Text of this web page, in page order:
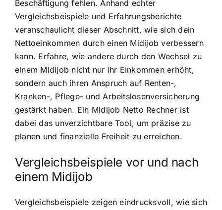
Beschäftigung fehlen. Anhand echter
Vergleichsbeispiele und Erfahrungsberichte
veranschaulicht dieser Abschnitt, wie sich dein
Nettoeinkommen durch einen Midijob verbessern
kann. Erfahre, wie andere durch den Wechsel zu
einem Midijob nicht nur ihr Einkommen erhöht,
sondern auch ihren Anspruch auf Renten-,
Kranken-, Pflege- und Arbeitslosenversicherung
gestärkt haben. Ein Midijob Netto Rechner ist
dabei das unverzichtbare Tool, um präzise zu
planen und finanzielle Freiheit zu erreichen.
Vergleichsbeispiele vor und nach
einem Midijob
Vergleichsbeispiele zeigen eindrucksvoll, wie sich